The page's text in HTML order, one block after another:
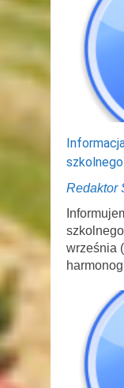
szkolnego
Redaktor
września